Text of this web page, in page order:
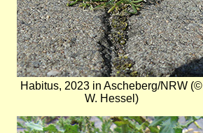
Habitus, 2023 in Ascheberg/NRW (©
W. Hessel)
Bild